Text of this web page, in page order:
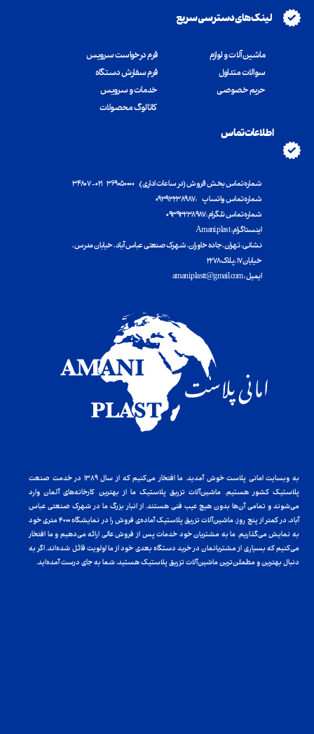
لینک های دسترسی سریع
اطلاعات تماس
ماشین آلات و لوازم
سوالات متداول
​​​​​​​حریم خصوصی
فرم درخواست سرویس
فرم سفارش دستگاه
خدمات و سرویس
کاتالوگ محصولات
شماره تماس بخش فروش (در ساعات اداری): ۳۶۹۰۵۰۰۰۰ ۰۲۱ - ۳۴۸۰۷
شماره تماس واتساپ : ۰۹۳۹۳۲۳۸۹۸۷
شماره تماس تلگرام : ۰۹۳۹۳۲۳۸۹۸۷
اینستاگرام : Amani.plast
​​​​​​​نشانی : تهران ، جاده خاوران ، شهرک صنعتی عباس آباد ، خیابان مدرس ،
خیابان ۱۷ ، پلاک ۲۲۷۸
ایمیل : amani.plastt@gmail.com
به وبسایت امانی پلاست خوش آمدید. ما افتخار می‌کنیم که از سال ۱۳۸۹ در خدمت صنعت
پلاستیک کشور هستیم. ماشین‌آلات تزریق پلاستیک ما از بهترین کارخانه‌های آلمان وارد
می‌شوند و تمامی آن‌ها بدون هیچ عیب فنی هستند. از انبار بزرگ ما در شهرک صنعتی عباس
آباد، در کمتر از پنج روز، ماشین‌آلات تزریق پلاستیک آماده‌ی فروش را در نمایشگاه ۴۰۰۰ متری خود
به نمایش می‌گذاریم. ما به مشتریان خود خدمات پس از فروش عالی ارائه می‌دهیم و ما افتخار
می‌کنیم که بسیاری از مشتریانمان در خرید دستگاه بعدی خود از ما اولویت قائل شده‌اند. اگر به
دنبال بهترین و مطمئن‌ترین ماشین‌آلات تزریق پلاستیک هستید، شما به جای درست آمده‌اید.